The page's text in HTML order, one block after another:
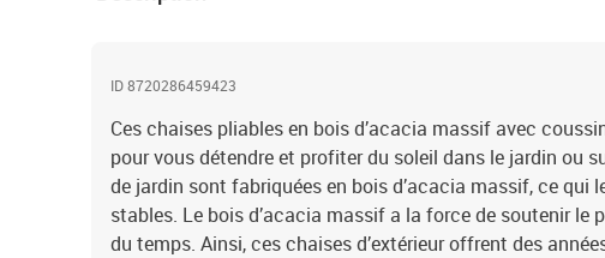
ID 8720286459423
Ces chaises pliables en bois d’acacia massif avec
pour vous détendre et profiter du soleil dans le jardin ou
de jardin sont fabriquées en bois d’acacia massif, ce qui
stables. Le bois d’acacia massif a la force de soutenir le
du temps. Ainsi, ces chaises d’extérieur offrent des